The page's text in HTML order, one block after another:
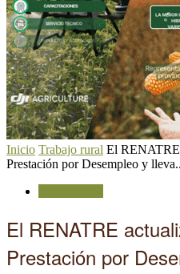
Inicio Trabajo rural El RENATRE
Prestación por Desempleo y
El RENATRE
Prestación por